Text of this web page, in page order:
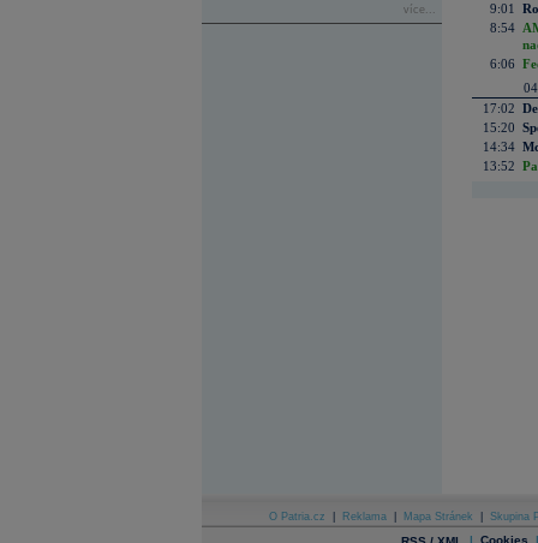
více...
9:01
8:54
6:06
17:02
15:20
14:34
13:52
O Patria.cz Reklama Mapa Stránek Skupina